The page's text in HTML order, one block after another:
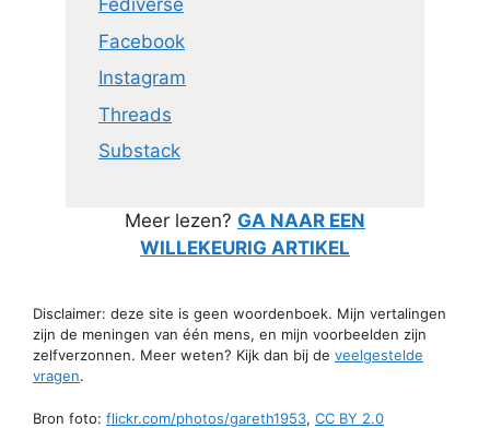
Fediverse
Facebook
Instagram
Threads
Substack
Meer lezen? GA NAAR EEN
WILLEKEURIG ARTIKEL
Disclaimer: deze site is geen woordenboek. Mijn vertalingen
zijn de meningen van één mens, en mijn voorbeelden zijn
zelfverzonnen. Meer weten? Kijk dan bij de veelgestelde
vragen.
Bron foto: flickr.com/photos/gareth1953, CC BY 2.0